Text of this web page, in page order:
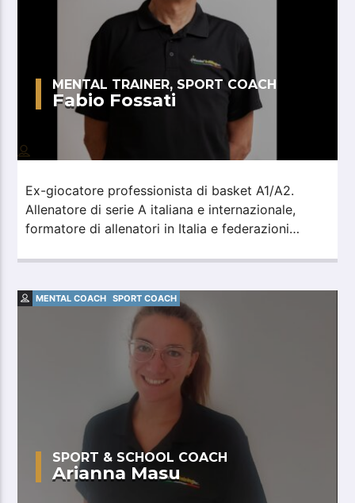
MENTAL TRAINER, SPORT COACH
Fabio Fossati
Ex-giocatore professionista di basket A1/A2.
Allenatore di serie A italiana e internazionale,
formatore di allenatori in Italia e federazioni
MENTAL COACH SPORT COACH
SPORT & SCHOOL COACH
Arianna Masu